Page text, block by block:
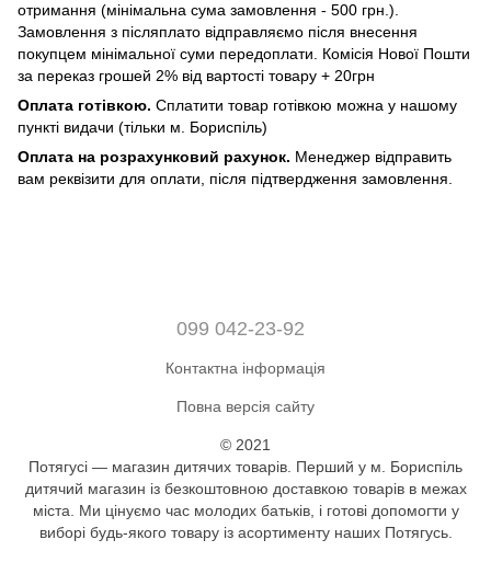
отримання (мінімальна сума замовлення - 500 грн.).
Замовлення з післяплато відправляємо після внесення
покупцем мінімальної суми передоплати. Комісія Нової Пошти
за переказ грошей 2% від вартості товару + 20грн
Оплата готівкою. Сплатити товар готівкою можна у нашому
пункті видачи (тільки м. Бориспіль)
Оплата на розрахунковий рахунок. Менеджер відправить
вам реквізити для оплати, після підтвердження замовлення.
099 042-23-92
Контактна інформація
Повна версія сайту
© 2021
Потягусі — магазин дитячих товарів. Перший у м. Бориспіль
дитячий магазин із безкоштовною доставкою товарів в межах
міста. Ми цінуємо час молодих батьків, і готові допомогти у
виборі будь-якого товару із асортименту наших Потягусь.